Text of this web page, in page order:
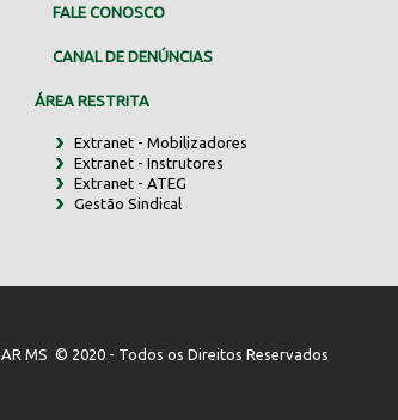
FALE CONOSCO
CANAL DE DENÚNCIAS
ÁREA RESTRITA
Extranet - Mobilizadores
Extranet - Instrutores
Extranet - ATEG
Gestão Sindical
MS © 2020 - Todos os Direitos Reservados